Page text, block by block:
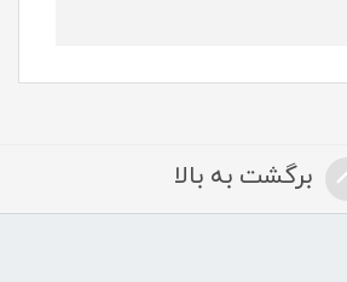
برگشت به بالا